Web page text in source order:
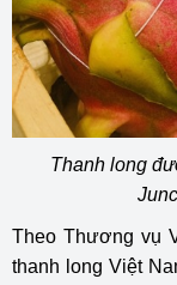
Thanh long
Theo Thương vụ
thanh long Việt